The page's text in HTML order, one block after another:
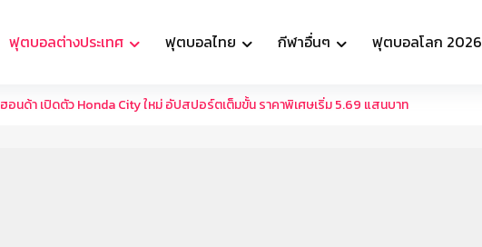
ฟุตบอลต่างประเทศ ฟุตบอลไทย กีฬาอื่นๆ ฟุตบอลโลก 2026
ฮอนด้า เปิดตัว Honda City ใหม่ อัปสปอร์ตเต็มขั้น ราคาพิเศษเริ่ม 5.69 แสนบาท